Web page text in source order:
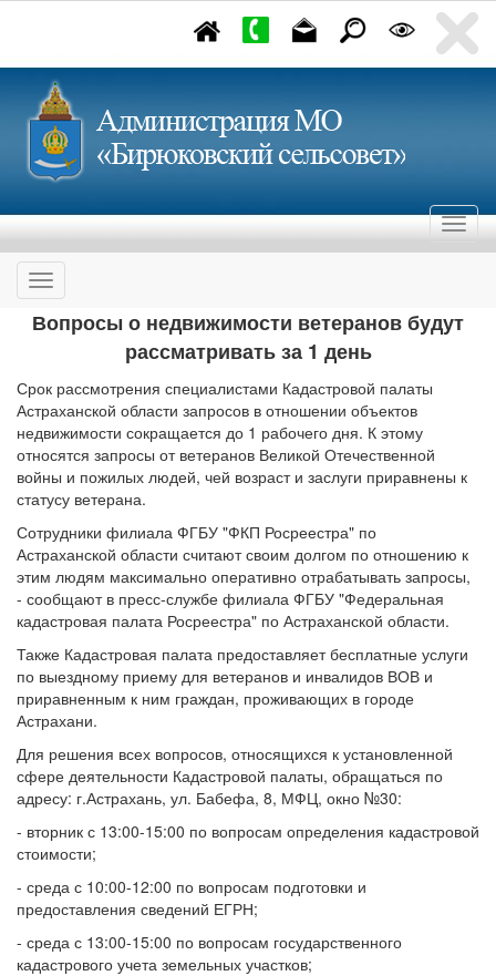
Вопросы о недвижимости ветеранов будут
рассматривать за 1 день
Срок рассмотрения специалистами Кадастровой палаты
Астраханской области запросов в отношении объектов
недвижимости сокращается до 1 рабочего дня. К этому
относятся запросы от ветеранов Великой Отечественной
войны и пожилых людей, чей возраст и заслуги приравнены к
статусу ветерана.
Сотрудники филиала ФГБУ "ФКП Росреестра" по
Астраханской области считают своим долгом по отношению к
этим людям максимально оперативно отрабатывать запросы,
- сообщают в пресс-службе филиала ФГБУ "Федеральная
кадастровая палата Росреестра" по Астраханской области.
Также Кадастровая палата предоставляет бесплатные услуги
по выездному приему для ветеранов и инвалидов ВОВ и
приравненным к ним граждан, проживающих в городе
Астрахани.
Для решения всех вопросов, относящихся к установленной
сфере деятельности Кадастровой палаты, обращаться по
адресу: г.Астрахань, ул. Бабефа, 8, МФЦ, окно №30:
- вторник с 13:00-15:00 по вопросам определения кадастровой
стоимости;
- среда с 10:00-12:00 по вопросам подготовки и
предоставления сведений ЕГРН;
- среда с 13:00-15:00 по вопросам государственного
кадастрового учета земельных участков;